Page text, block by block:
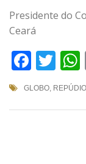
Presidente do
Ceará
GLOBO, REPÚDIO